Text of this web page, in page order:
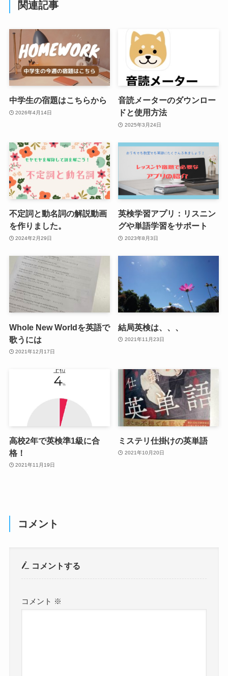
関連記事
中学生の宿題はこちらから
2026年4月14日
音読メーターのダウンロー
ドと使用方法
2025年3月24日
不定詞と動名詞の解説動画
を作りました。
2024年2月29日
英検学習アプリ：リスニン
グや単語学習をサポート
2023年8月3日
Whole New Worldを英語で
歌うには
2021年12月17日
結局英検は、、、
2021年11月23日
高校2年で英検準1級に合
格！
2021年11月19日
ミステリ仕掛けの英単語
2021年10月20日
コメント
コメントする
コメント ※